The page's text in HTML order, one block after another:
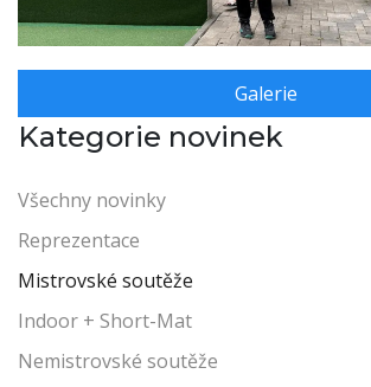
Galerie
Kategorie novinek
Všechny novinky
Reprezentace
Mistrovské soutěže
Indoor + Short-Mat
Nemistrovské soutěže